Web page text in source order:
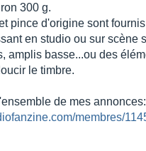
300 g.
pince d'origine sont
en studio ou sur scène
amplis basse...ou des
le timbre.
de mes annonces:
membres/